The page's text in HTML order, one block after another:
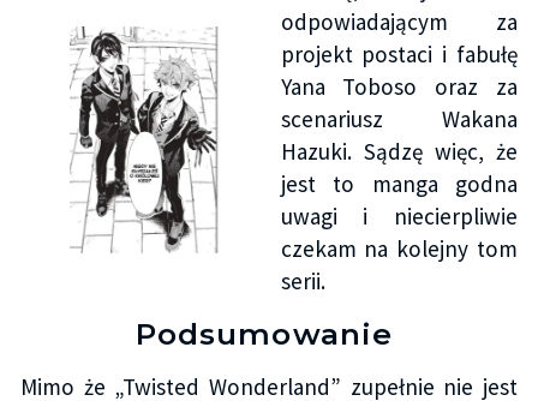
odpowiadającym za
projekt postaci i fabułę
Yana Toboso oraz za
scenariusz Wakana
Hazuki. Sądzę więc, że
jest to manga godna
uwagi i niecierpliwie
czekam na kolejny tom
serii.
Podsumowanie
Mimo że „Twisted Wonderland” zupełnie nie jest